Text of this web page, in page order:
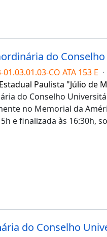
01.03.01.03-CO ATA 153 E ·
Paulista "Júlio de
do Conselho
no Memorial da
e finalizada às 16:30h,